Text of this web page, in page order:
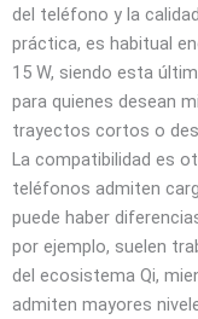
del teléfono y la
práctica, es habitual
15 W, siendo esta
para quienes desean
trayectos cortos o
La compatibilidad es
teléfonos admiten
puede haber
por ejemplo, suelen
del ecosistema Qi,
admiten mayores